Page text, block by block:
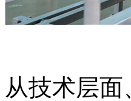
从技术层